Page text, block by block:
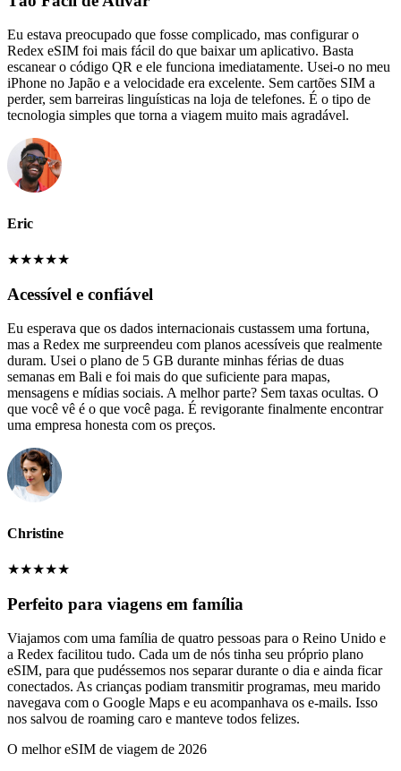
Eu estava preocupado que fosse complicado, mas configurar o
Redex eSIM foi mais fácil do que baixar um aplicativo. Basta
escanear o código QR e ele funciona imediatamente. Usei-o no meu
iPhone no Japão e a velocidade era excelente. Sem cartões SIM a
perder, sem barreiras linguísticas na loja de telefones. É o tipo de
tecnologia simples que torna a viagem muito mais agradável.
Eric
★★★★★
Acessível e confiável
Eu esperava que os dados internacionais custassem uma fortuna,
mas a Redex me surpreendeu com planos acessíveis que realmente
duram. Usei o plano de 5 GB durante minhas férias de duas
semanas em Bali e foi mais do que suficiente para mapas,
mensagens e mídias sociais. A melhor parte? Sem taxas ocultas. O
que você vê é o que você paga. É revigorante finalmente encontrar
uma empresa honesta com os preços.
Christine
★★★★★
Perfeito para viagens em família
Viajamos com uma família de quatro pessoas para o Reino Unido e
a Redex facilitou tudo. Cada um de nós tinha seu próprio plano
eSIM, para que pudéssemos nos separar durante o dia e ainda ficar
conectados. As crianças podiam transmitir programas, meu marido
navegava com o Google Maps e eu acompanhava os e-mails. Isso
nos salvou de roaming caro e manteve todos felizes.
O melhor eSIM de viagem de 2026